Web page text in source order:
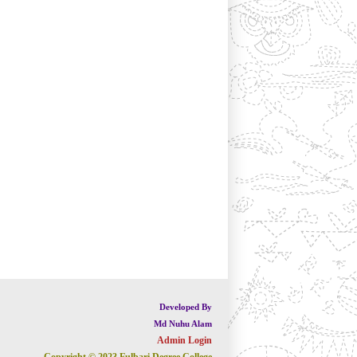
Developed By
Md Nuhu Alam
Admin Login